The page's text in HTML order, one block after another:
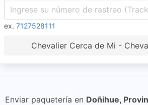
ex. 7127528111
Chevalier Cerca de Mi -
Enviar paquetería en Doñihue,